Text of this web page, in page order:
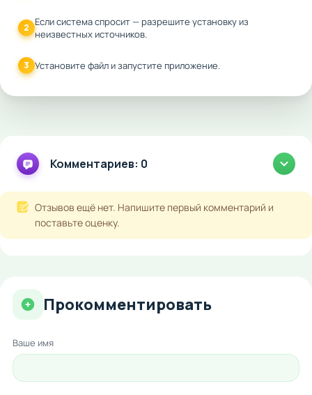
2 Если система спросит — разрешите установку из
неизвестных источников.
3 Установите файл и запустите приложение.
Комментариев: 0
Отзывов ещё нет. Напишите первый комментарий и
поставьте оценку.
Прокомментировать
Ваше имя